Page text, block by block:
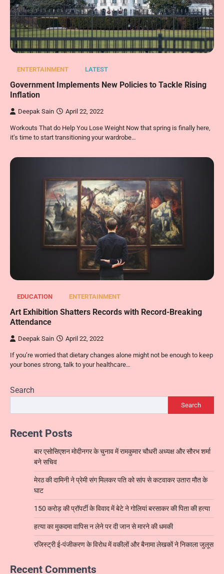
ENTERTAINMENT LATEST
Government Implements New Policies to Tackle Rising
Inflation
Deepak Sain April 22, 2022
Workouts That do Help You Lose Weight Now that spring is finally here,
it’s time to start transitioning your wardrobe…
EDUCATION ENTERTAINMENT
Art Exhibition Shatters Records with Record-Breaking
Attendance
Deepak Sain April 22, 2022
If you’re worried that dietary changes alone might not be enough to keep
your bones strong, talk to your healthcare…
Search
Search
Recent Posts
बार एसोसिएशन मोदीनगर के चुनाव में रामकुमार चौधरी अध्यक्ष और सौरभ शर्मा
बने सचिव
मेरठ की दामिनी ने प्रेमी संग मिलकर पति को सांप से कटवाकर उतारा मौत के
घाट
150 करोड़ की प्रॉपर्टी के विवाद में बेटे ने गोलियां बरसाकर की पिता की हत्या
हत्या का मुकदमा वापिस न लेने पर दी जान से मारने की धमकी
रजिस्ट्री ई-पंजीकरण के विरोध में वकीलों और बैनामा लेखकों ने निकाला जुलूस
Recent Comments